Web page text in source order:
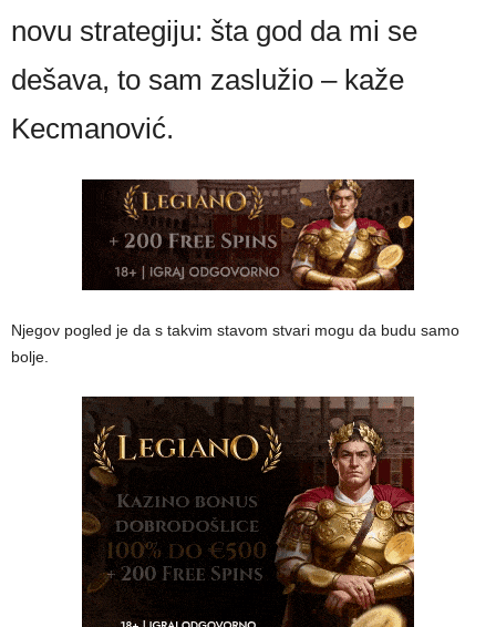
novu strategiju: šta god da mi se
dešava, to sam zaslužio – kaže
Kecmanović.
Njegov pogled je da s takvim stavom stvari mogu da budu samo
bolje.